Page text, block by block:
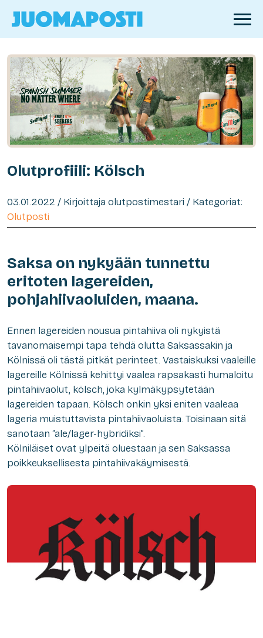
Olutprofiili: Kölsch
03.01.2022 / Kirjoittaja olutpostimestari / Kategoriat:
Olutposti
Saksa on nykyään tunnettu
eritoten lagereiden,
pohjahiivaoluiden, maana.
Ennen lagereiden nousua pintahiiva oli nykyistä
tavanomaisempi tapa tehdä olutta Saksassakin ja
Kölnissä oli tästä pitkät perinteet. Vastaiskuksi vaaleille
lagereille Kölnissä kehittyi vaalea rapsakasti humaloitu
pintahiivaolut, kölsch, joka kylmäkypsytetään
lagereiden tapaan. Kölsch onkin yksi eniten vaaleaa
lageria muistuttavista pintahiivaoluista. Toisinaan sitä
sanotaan “ale/lager-hybridiksi”.
Kölniläiset ovat ylpeitä oluestaan ja sen Saksassa
poikkeuksellisesta pintahiivakäymisestä.